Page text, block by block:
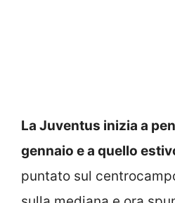
La Juventus inizia a
gennaio e a quello
puntato sul